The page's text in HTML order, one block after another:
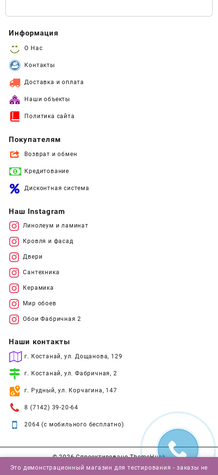
Информация
О Нас
Контакты
Доставка и оплата
Наши объекты
Политика сайта
Покупателям
Возврат и обмен
Кредитование
Дисконтная система
Наш Instagram
Линолеум и ламинат
Кровля и фасад
Двери
Сантехника
Керамика
Мир обоев
Обои Фабричная 2
Наши контакты
г. Костанай, ул. Дощанова, 129
г. Костанай, ул. Фабричная, 2
г. Рудный, ул. Корчагина, 147
8 (7142) 39-20-64
2064 (с мобильного бесплатно)
© 2026Спроектировано ThemeHunk
Это демонстрационный магазин для тестирования - заказы не